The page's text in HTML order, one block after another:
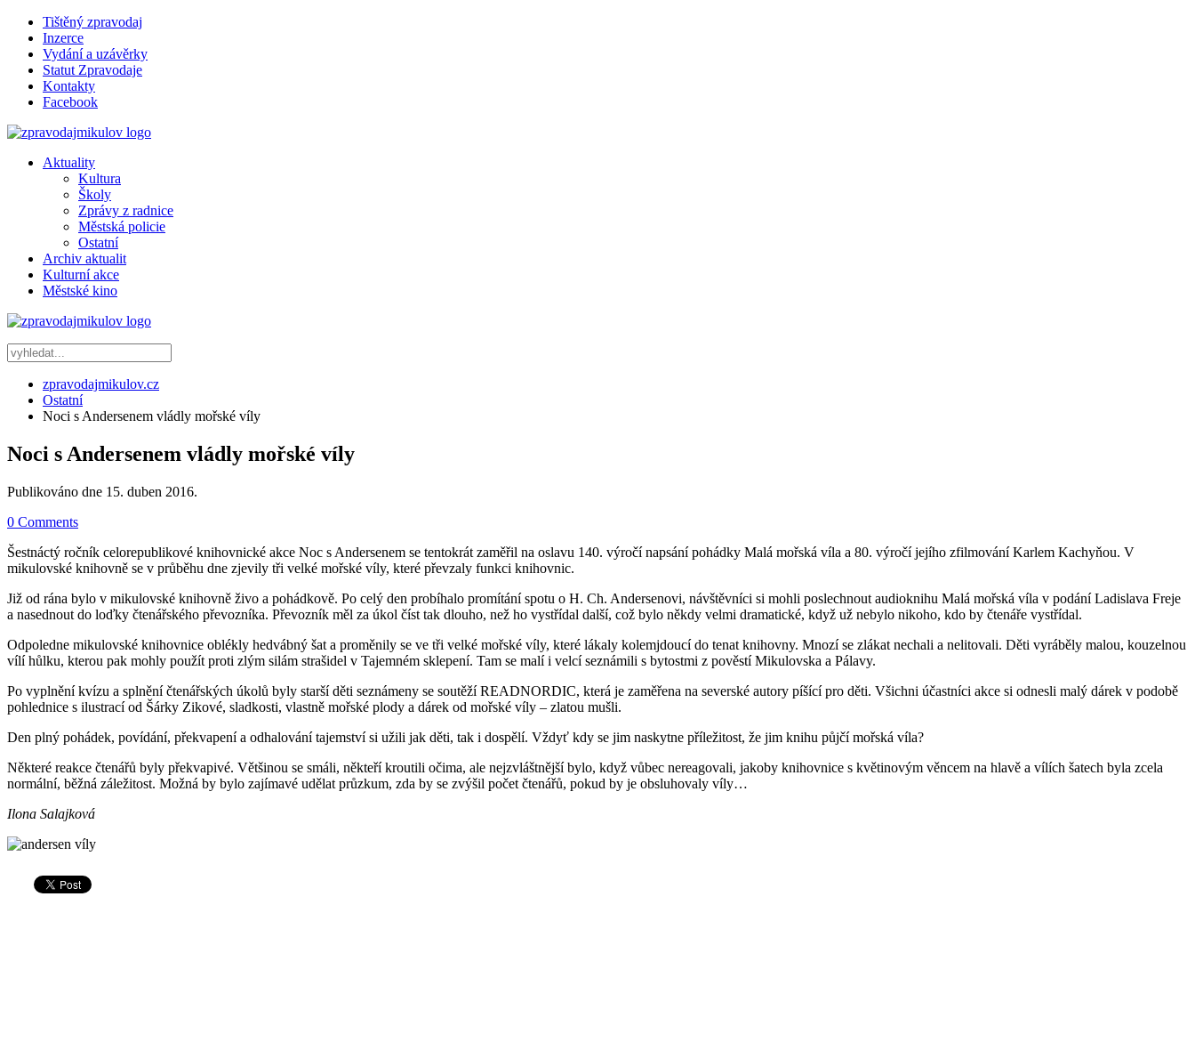
Tištěný zpravodaj
Inzerce
Vydání a uzávěrky
Statut Zpravodaje
Kontakty
Facebook
Aktuality
Kultura
Školy
Zprávy z radnice
Městská policie
Ostatní
Archiv aktualit
Kulturní akce
Městské kino
zpravodajmikulov.cz
Ostatní
Noci s Andersenem vládly mořské víly
Noci s Andersenem vládly mořské víly
Publikováno dne 15. duben 2016.
0 Comments
Šestnáctý ročník celorepublikové knihovnické akce Noc s Andersenem se tentokrát zaměřil na oslavu 140. výročí napsání pohádky Malá mořská víla a 80. výročí jejího zfilmování Karlem Kachyňou. V
mikulovské knihovně se v průběhu dne zjevily tři velké mořské víly, které převzaly funkci knihovnic.
Již od rána bylo v mikulovské knihovně živo a pohádkově. Po celý den probíhalo promítání spotu o H. Ch. Andersenovi, návštěvníci si mohli poslechnout audioknihu Malá mořská víla v podání Ladislava Freje
a nasednout do loďky čtenářského převozníka. Převozník měl za úkol číst tak dlouho, než ho vystřídal další, což bylo někdy velmi dramatické, když už nebylo nikoho, kdo by čtenáře vystřídal.
Odpoledne mikulovské knihovnice oblékly hedvábný šat a proměnily se ve tři velké mořské víly, které lákaly kolemjdoucí do tenat knihovny. Mnozí se zlákat nechali a nelitovali. Děti vyráběly malou, kouzelnou
vílí hůlku, kterou pak mohly použít proti zlým silám strašidel v Tajemném sklepení. Tam se malí i velcí seznámili s bytostmi z pověstí Mikulovska a Pálavy.
Po vyplnění kvízu a splnění čtenářských úkolů byly starší děti seznámeny se soutěží READNORDIC, která je zaměřena na severské autory píšící pro děti. Všichni účastníci akce si odnesli malý dárek v podobě
pohlednice s ilustrací od Šárky Zikové, sladkosti, vlastně mořské plody a dárek od mořské víly – zlatou mušli.
Den plný pohádek, povídání, překvapení a odhalování tajemství si užili jak děti, tak i dospělí. Vždyť kdy se jim naskytne příležitost, že jim knihu půjčí mořská víla?
Některé reakce čtenářů byly překvapivé. Většinou se smáli, někteří kroutili očima, ale nejzvláštnější bylo, když vůbec nereagovali, jakoby knihovnice s květinovým věncem na hlavě a vílích šatech byla zcela
normální, běžná záležitost. Možná by bylo zajímavé udělat průzkum, zda by se zvýšil počet čtenářů, pokud by je obsluhovaly víly…
Ilona Salajková